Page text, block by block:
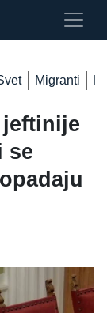
Migranti
jeftinije
se